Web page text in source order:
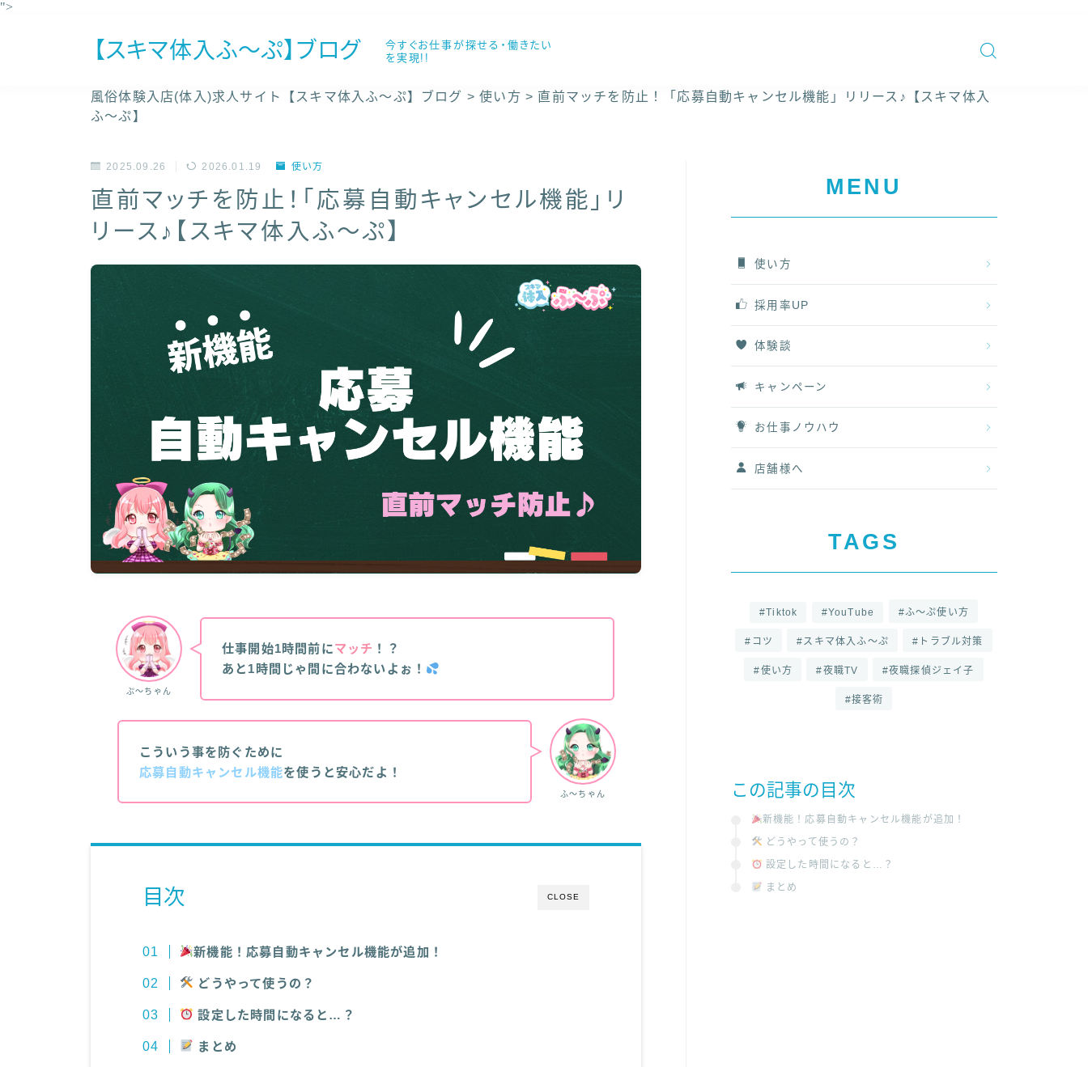
">
【スキマ体入ふ〜ぷ】ブログ
今すぐお仕事が探せる・働きたい
を実現!!
風俗体験入店(体入)求人サイト【スキマ体入ふ〜ぷ】ブログ >使い方 > 直前マッチを防止！「応募自動キャンセル機能」リリース♪【スキマ体入
ふ～ぷ】
2025.09.26 2026.01.19 使い方
直前マッチを防止！「応募自動キャンセル機能」リ
リース♪【スキマ体入ふ～ぷ】
ぷ～ちゃん
仕事開始1時間前にマッチ ！？
あと1時間じゃ間に合わないよぉ！
ふ〜ちゃん
こういう事を防ぐために
応募自動キャンセル機能を使うと安心だよ！
CLOSE
目次
新機能！応募自動キャンセル機能が追加！
どうやって使うの？
設定した時間になると…？
まとめ
MENU
使い方
採用率UP
体験談
キャンペーン
お仕事ノウハウ
店舗様へ
TAGS
Tiktok YouTube ふ～ぷ使い方
コツ スキマ体入ふ～ぷ トラブル対策
使い方 夜職TV 夜職探偵ジェイ子
接客術
この記事の目次
新機能！応募自動キャンセル機能が追加！
どうやって使うの？
設定した時間になると…？
まとめ